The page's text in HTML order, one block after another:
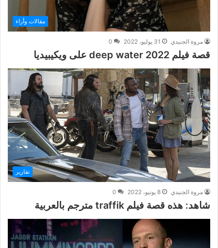
مقالات وأراء
مروة الجنيدي 31 يوليو، 2022 0
قصة فيلم deep water 2022 على ويكيبيديا
تقارير
مروة الجنيدي 8 يونيو، 2022 0
شاهد: هذه قصة فيلم traffik مترجم بالعربية